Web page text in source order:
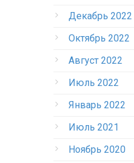
Декабрь 2022
Октябрь 2022
Август 2022
Июль 2022
Январь 2022
Июль 2021
Ноябрь 2020